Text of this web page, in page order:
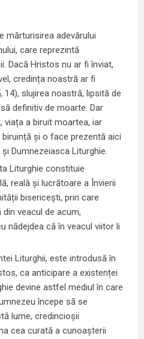
mărturisirea adevărului
care reprezintă
Dacă Hristos nu ar fi înviat,
credința noastră ar fi
14), slujirea noastră, lipsită de
definitiv de moarte. Dar
viața a biruit moartea, iar
și o face prezentă aici
Dumnezeiasca Liturghie.
Liturghie constituie
reală și lucrătoare a Învierii
bisericești, prin care
veacul de acum,
nădejdea că în veacul viitor li
Liturghii, este introdusă în
ca anticipare a existenței
devine astfel mediul în care
începe să se
lume, credincioșii
cea curată a cunoașterii